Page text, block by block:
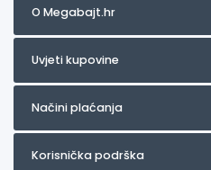
O Megabajt.hr
Uvjeti kupovine
Načini plaćanja
Korisnička podrška